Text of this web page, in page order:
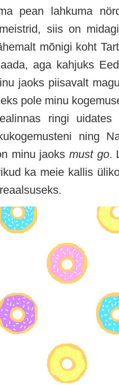
pean lahkuma
siis on
mõnigi koht
aga kahjuks
jaoks piisavalt
pole minu
ringi
ning
minu jaoksmust go.
ka meie kallis